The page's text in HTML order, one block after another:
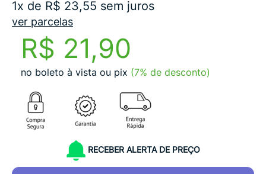
1x de R$ 23,55 sem juros
ver parcelas
R$ 21,90
no boleto à vista ou pix (7% de desconto)
RECEBER ALERTA DE PREÇO